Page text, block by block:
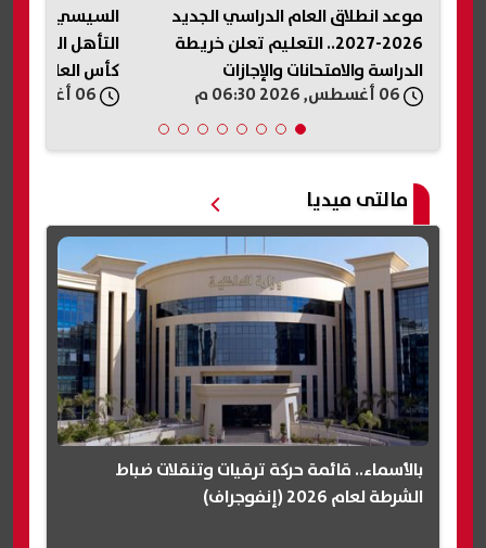
موعد انطلاق العام الدراسي الجديد
2026-2027.. التعليم تعلن خريطة
الدراسة والامتحانات والإجازات
السيسي يهنئ
التأهل
كأس العالم لكرة
مالتى ميديا
بالأسماء.. قائمة حركة ترقيات وتنقلات ضباط
الشرطة لعام 2026 (إنفوجراف)